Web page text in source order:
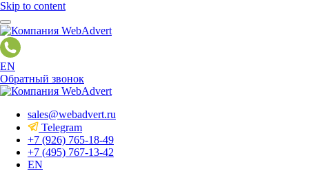
Skip to content
EN
Обратный звонок
sales@webadvert.ru
Telegram
+7 (926) 765-18-49
+7 (495) 767-13-42
EN